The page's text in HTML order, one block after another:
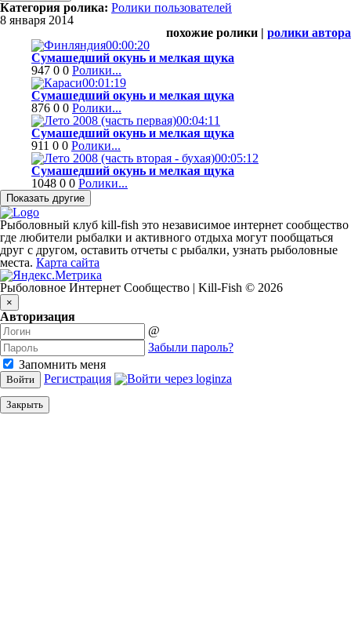
Категория ролика: Ролики пользователей
8 января 2014
похожие ролики | ролики автора
00:00:20
Сумашедший окунь и мелкая щука
947 0 0 Ролики...
00:01:19
Сумашедший окунь и мелкая щука
876 0 0 Ролики...
00:04:11
Сумашедший окунь и мелкая щука
911 0 0 Ролики...
00:05:12
Сумашедший окунь и мелкая щука
1048 0 0 Ролики...
Рыболовный клуб kill-fish это независимое интернет сообщество
где любители рыбалки и активного отдыха могут пообщаться
друг с другом, оставить отчеты с рыбалки, узнать рыболовные
места. Карта сайта
Рыболовное Интернет Сообщество | Kill-Fish © 2026
×
Авторизация
@
Забыли пароль?
Запомнить меня
Войти Регистрация
Закрыть